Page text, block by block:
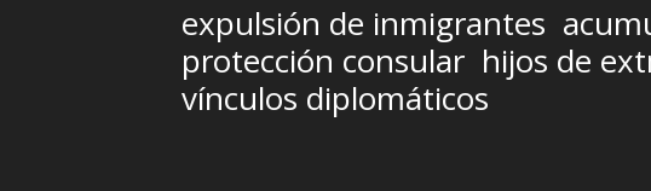
expulsión de inmigrantes
protección consular hijos de
vínculos diplomáticos